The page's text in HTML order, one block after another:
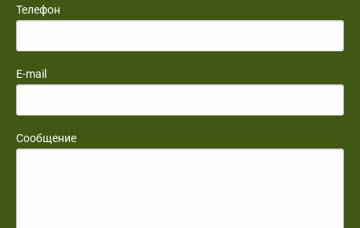
Телефон
E-mail
Сообщение